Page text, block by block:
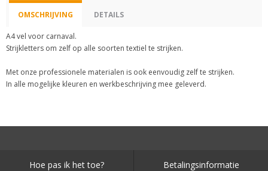
OMSCHRIJVING DETAILS
A4 vel voor carnaval.
Strijkletters om zelf op alle soorten textiel te strijken.
Met onze professionele materialen is ook eenvoudig zelf te strijken.
In alle mogelijke kleuren en werkbeschrijving mee geleverd.
Hoe pas ik het toe? Betalingsinformatie